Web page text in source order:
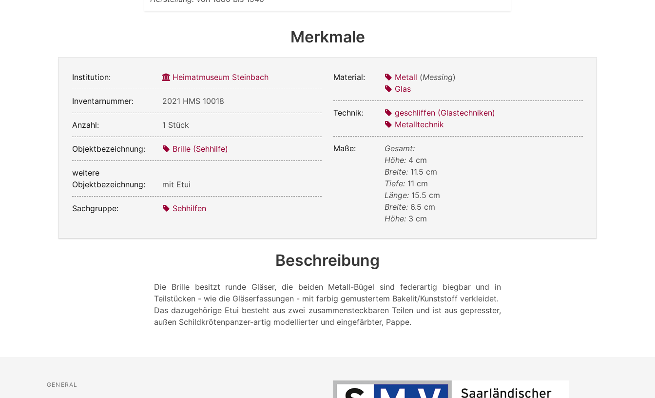
Merkmale
Institution: Heimatmuseum Steinbach
Inventarnummer: 2021 HMS 10018
Anzahl: 1 Stück
Objektbezeichnung: Brille (Sehhilfe)
weitere
Objektbezeichnung:
mit Etui
Sachgruppe: Sehhilfen
Material: Metall (Messing)
Glas
Technik:
geschliffen (Glastechniken)
Metalltechnik
Maße:
Gesamt:
Höhe: 4 cm
Breite: 11.5 cm
Tiefe: 11 cm
Länge: 15.5 cm
Breite: 6.5 cm
Höhe: 3 cm
Beschreibung
Die Brille besitzt runde Gläser, die beiden Metall-Bügel sind federartig biegbar und in
Teilstücken - wie die Gläserfassungen - mit farbig gemustertem Bakelit/Kunststoff verkleidet.
Das dazugehörige Etui besteht aus zwei zusammensteckbaren Teilen und ist aus gepresster,
außen Schildkrötenpanzer-artig modellierter und eingefärbter, Pappe.
GENERAL